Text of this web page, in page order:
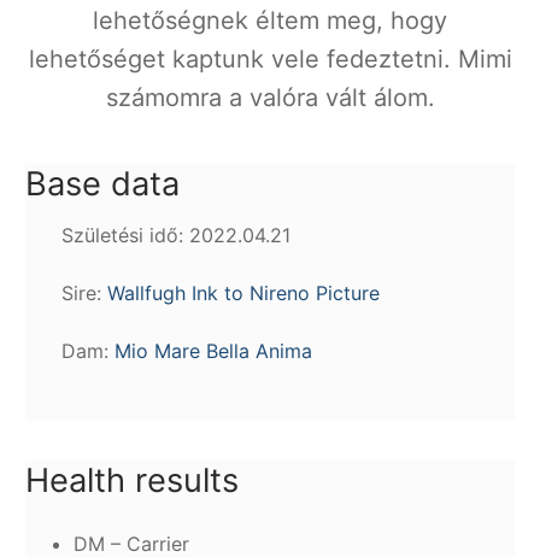
lehetőségnek éltem meg, hogy
lehetőséget kaptunk vele fedeztetni. Mimi
számomra a valóra vált álom.
Base data
Születési idő: 2022.04.21
Sire: Wallfugh Ink to Nireno Picture
Dam: Mio Mare Bella Anima
Health results
DM – Carrier